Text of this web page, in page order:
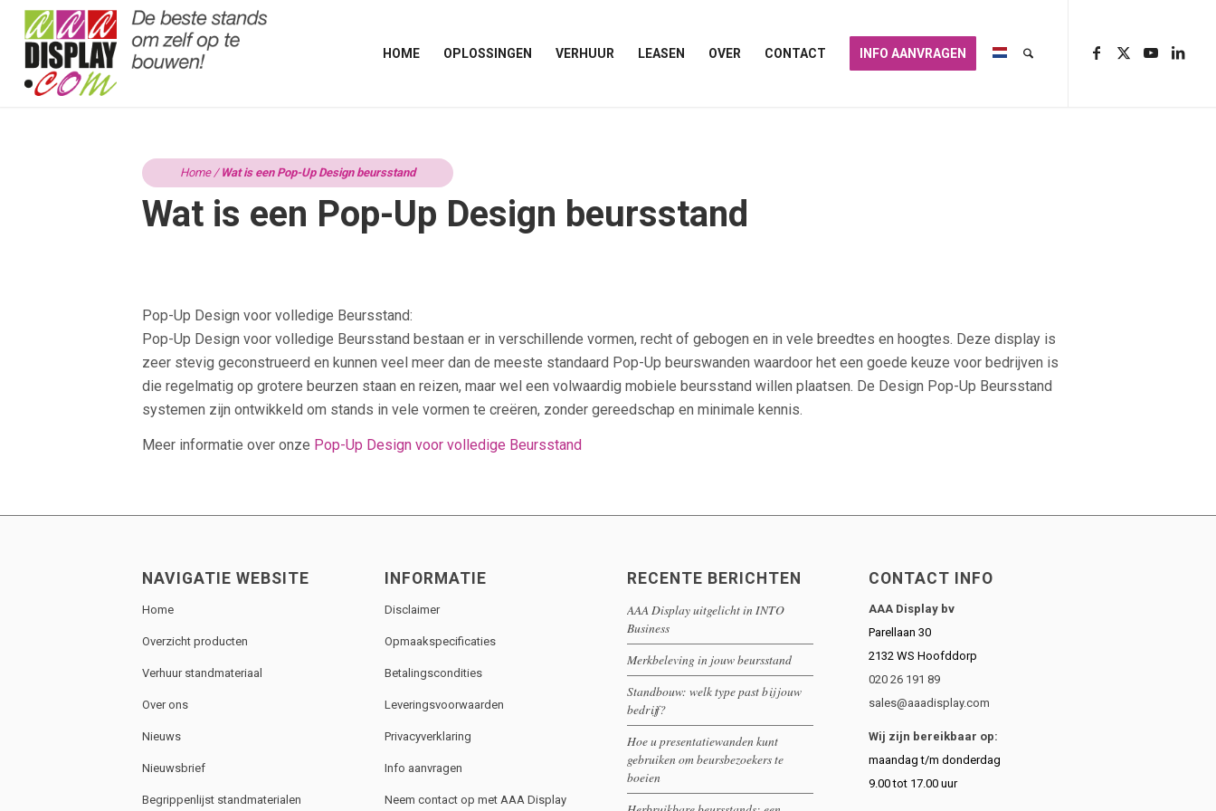
HOME OPLOSSINGEN VERHUUR LEASEN OVER CONTACT INFO AANVRAGEN
Home/ Wat is een Pop-Up Design beursstand
Wat is een Pop-Up Design beursstand
Pop-Up Design voor volledige Beursstand:
Pop-Up Design voor volledige Beursstand bestaan er in verschillende vormen, recht of gebogen en in vele breedtes en hoogtes. Deze display is
zeer stevig geconstrueerd en kunnen veel meer dan de meeste standaard Pop-Up beurswanden waardoor het een goede keuze voor bedrijven is
die regelmatig op grotere beurzen staan en reizen, maar wel een volwaardig mobiele beursstand willen plaatsen. De Design Pop-Up Beursstand
systemen zijn ontwikkeld om stands in vele vormen te creëren, zonder gereedschap en minimale kennis.
Meer informatie over onze Pop-Up Design voor volledige Beursstand
NAVIGATIE WEBSITE
Home
Overzicht producten
Verhuur standmateriaal
Over ons
Nieuws
Nieuwsbrief
Begrippenlijst standmaterialen
INFORMATIE
Disclaimer
Opmaakspecificaties
Betalingscondities
Leveringsvoorwaarden
Privacyverklaring
Info aanvragen
Neem contact op met AAA Display
RECENTE BERICHTEN
AAA Display uitgelicht in INTO
Business
Merkbeleving in jouw beursstand
Standbouw: welk type past bij jouw
bedrijf?
Hoe u presentatiewanden kunt
gebruiken om beursbezoekers te
boeien
CONTACT INFO
AAA Display bv
Parellaan 30
2132 WS Hoofddorp
020 26 191 89
sales@aaadisplay.com
Wij zijn bereikbaar op:
maandag t/m donderdag
9.00 tot 17.00 uur